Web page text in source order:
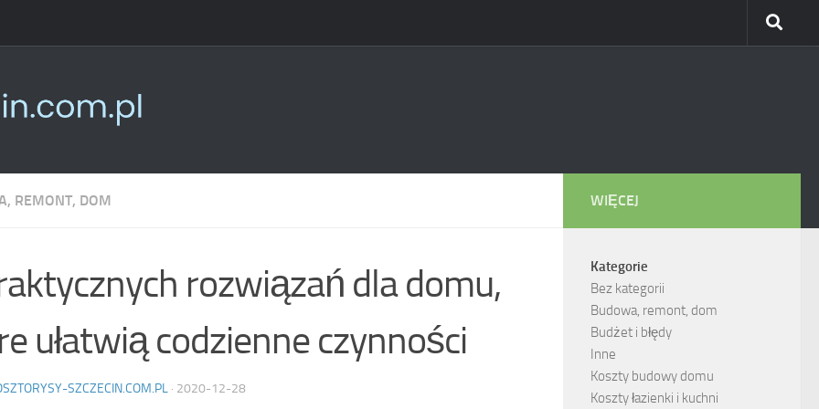
REMONT, DOM
rozwiązań dla domu,
ułatwią codzienne czynności
SZCZECIN.COM.PL · 2020-12-28
WIĘCEJ
Kategorie
Bez kategorii
Budowa, remont, dom
Budżet i błędy
Inne
Koszty budowy domu
Koszty łazienki i kuchni